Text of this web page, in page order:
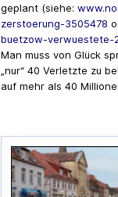
geplant (siehe:
zerstoerung-3505478
buetzow-verwuestete-
Man muss von Glück
„nur“ 40 Verletzte zu
auf mehr als 40